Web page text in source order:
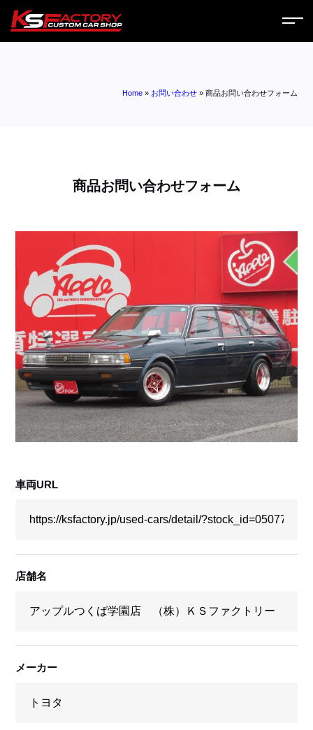
お問い合わせ
採用情報
店舗問い合わせ
Home » お問い合わせ »商品お問い合わせフォーム
商品お問い合わせフォーム
車両URL
店舗名
メーカー